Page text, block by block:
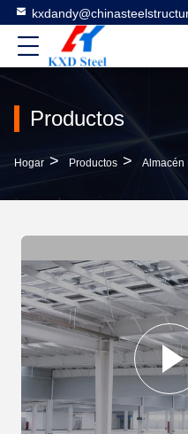
Productos
Hogar > Productos > Almacén